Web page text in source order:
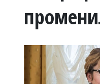
УКРАЙНА
РАЗСЛЕДВАНЕ